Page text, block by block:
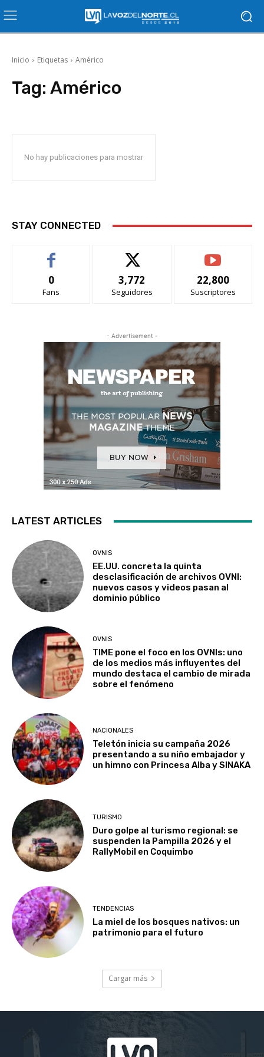
Inicio Etiquetas Américo
Tag: Américo
No hay publicaciones para mostrar
STAY CONNECTED
0
Fans
3,772
Seguidores
22,800
Suscriptores
- Advertisement -
LATEST ARTICLES
OVNIS
EE.UU. concreta la quinta
desclasificación de archivos OVNI:
nuevos casos y videos pasan al
dominio público
OVNIS
TIME pone el foco en los OVNIs: uno
de los medios más influyentes del
mundo destaca el cambio de mirada
sobre el fenómeno
NACIONALES
Teletón inicia su campaña 2026
presentando a su niño embajador y
un himno con Princesa Alba y SINAKA
TURISMO
Duro golpe al turismo regional: se
suspenden la Pampilla 2026 y el
RallyMobil en Coquimbo
TENDENCIAS
La miel de los bosques nativos: un
patrimonio para el futuro
Cargar más